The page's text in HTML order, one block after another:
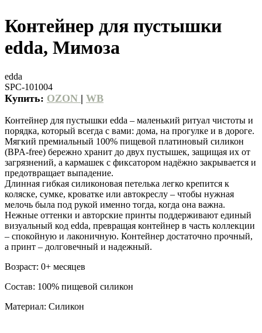
Контейнер для пустышки
edda, Мимоза
edda
SPC-101004
Купить: OZON | WB
Контейнер для пустышки edda – маленький ритуал чистоты и
порядка, который всегда с вами: дома, на прогулке и в дороге.
Мягкий премиальный 100% пищевой платиновый силикон
(BPA-free) бережно хранит до двух пустышек, защищая их от
загрязнений, а кармашек с фиксатором надёжно закрывается и
предотвращает выпадение.
Длинная гибкая силиконовая петелька легко крепится к
коляске, сумке, кроватке или автокреслу – чтобы нужная
мелочь была под рукой именно тогда, когда она важна.
Нежные оттенки и авторские принты поддерживают единый
визуальный код edda, превращая контейнер в часть коллекции
– спокойную и лаконичную. Контейнер достаточно прочный,
а принт – долговечный и надежный.
Возраст: 0+ месяцев
Состав: 100% пищевой силикон
Материал: Силикон